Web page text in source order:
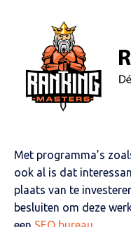
Met programma’s
ook al is dat
plaats van te
besluiten om deze